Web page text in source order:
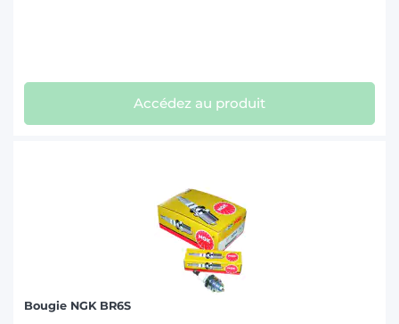
Accédez au produit
Bougie NGK BR6S